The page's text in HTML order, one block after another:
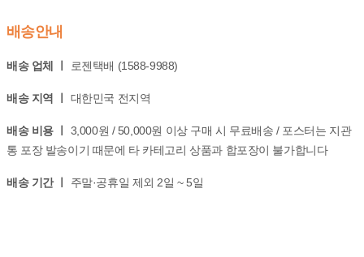
배송안내
배송 업체 ㅣ 로젠택배 (1588-9988)
배송 지역 ㅣ 대한민국 전지역
배송 비용 ㅣ 3,000원 / 50,000원 이상 구매 시 무료배송 / 포스터는 지관
통 포장 발송이기 때문에 타 카테고리 상품과 합포장이 불가합니다
배송 기간 ㅣ 주말·공휴일 제외 2일 ~ 5일